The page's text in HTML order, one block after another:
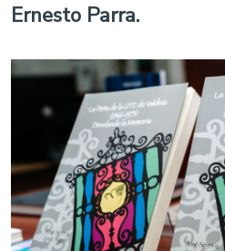
Ernesto Parra.